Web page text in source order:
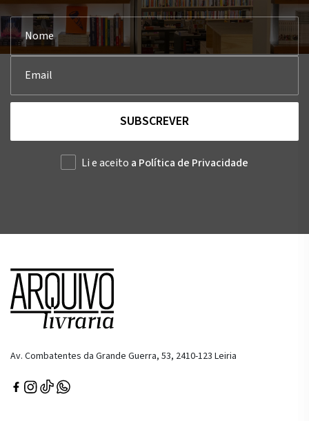
SUBSCREVER
Li e aceito a Política de Privacidade
Av. Combatentes da Grande Guerra, 53, 2410-123 Leiria